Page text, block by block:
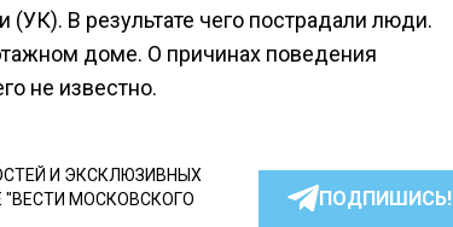
В результате чего пострадали люди.
доме. О причинах поведения
не известно.
И ЭКСКЛЮЗИВНЫХ
"ВЕСТИ МОСКОВСКОГО
ПОДПИШИСЬ!